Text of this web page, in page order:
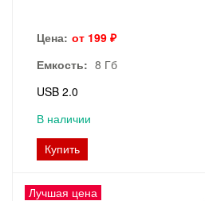
Цена: от 199 ₽
Емкость: 8 Гб
USB 2.0
В наличии
Купить
Лучшая цена